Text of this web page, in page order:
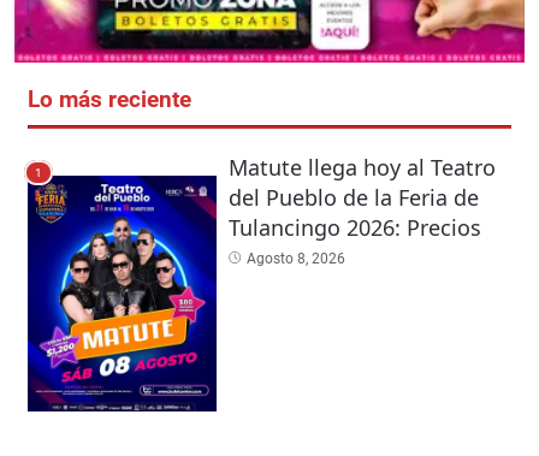
Lo más reciente
1
Matute llega hoy al Teatro
del Pueblo de la Feria de
Tulancingo 2026: Precios
Agosto 8, 2026